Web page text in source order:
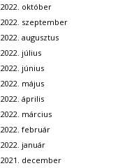
2022. október
2022. szeptember
2022. augusztus
2022. július
2022. június
2022. május
2022. április
2022. március
2022. február
2022. január
2021. december